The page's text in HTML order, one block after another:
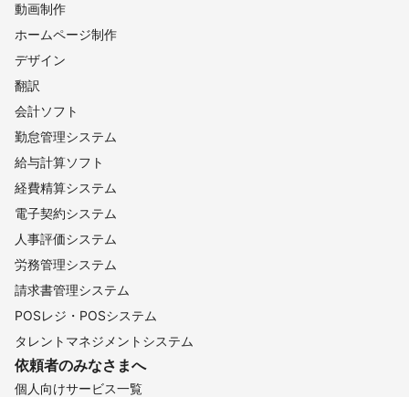
動画制作
ホームページ制作
デザイン
翻訳
会計ソフト
勤怠管理システム
給与計算ソフト
経費精算システム
電子契約システム
人事評価システム
労務管理システム
請求書管理システム
POSレジ・POSシステム
タレントマネジメントシステム
依頼者のみなさまへ
個人向けサービス一覧